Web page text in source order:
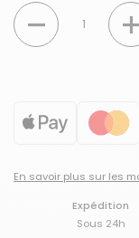
Quantité
En savoir plus sur les
Expédition
Sous 24h